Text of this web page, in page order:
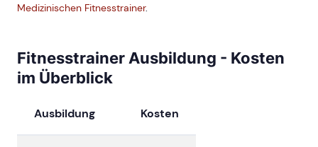
Medizinischen Fitnesstrainer.
Fitnesstrainer Ausbildung - Kosten
im Überblick
Ausbildung Kosten